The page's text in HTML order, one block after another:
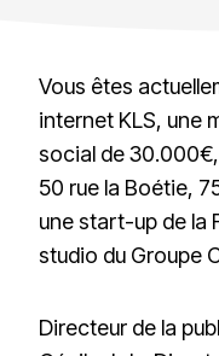
Vous êtes
internet KLS, une
social de
50 rue la Boétie,
une start-up de la
studio du Groupe
Directeur de la